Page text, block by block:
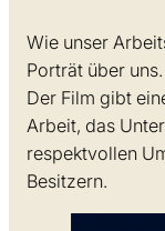
Wie unser
Porträt über uns.
Der Film gibt
Arbeit, das
respektvollen
Besitzern.